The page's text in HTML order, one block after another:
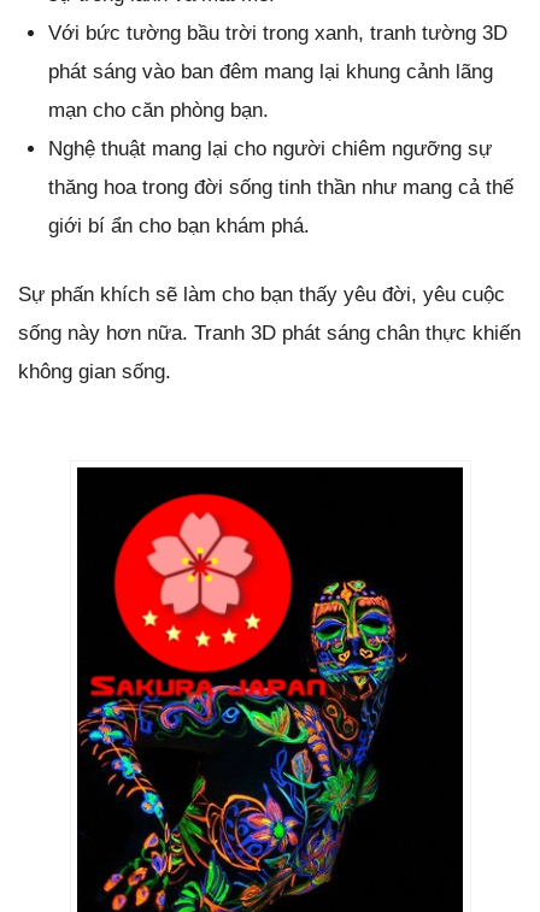
Với bức tường bầu trời trong xanh, tranh tường 3D
phát sáng vào ban đêm mang lại khung cảnh lãng
mạn cho căn phòng bạn.
Nghệ thuật mang lại cho người chiêm ngưỡng sự
thăng hoa trong đời sống tinh thần như mang cả thế
giới bí ẩn cho bạn khám phá.
Sự phấn khích sẽ làm cho bạn thấy yêu đời, yêu cuộc
sống này hơn nữa. Tranh 3D phát sáng chân thực khiến
không gian sống.